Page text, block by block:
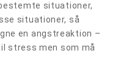
situationer,
situationer, så
en angstreaktion –
stress men som må